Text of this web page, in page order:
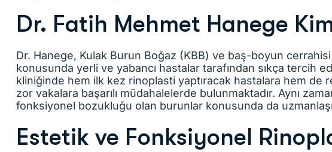
Dr. Fatih Mehmet Hanege
Dr. Hanege, Kulak Burun Boğaz (KBB) ve baş-boyun
konusunda yerli ve yabancı hastalar tarafından sıkça tercih
kliniğinde hem ilk kez rinoplasti yaptıracak hastalara hem de
zor vakalara başarılı müdahalelerde bulunmaktadır. Aynı
fonksiyonel bozukluğu olan burunlar konusunda da
Estetik ve Fonksiyonel